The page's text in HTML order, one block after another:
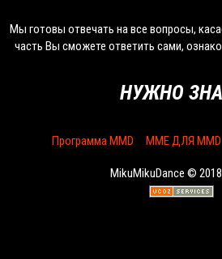
Мы готовы отвечать на все вопросы,
часть Вы сможете ответить сами,
НУЖНО
Программа MMD MME ДЛЯ MMD
MikuMikuDance ©